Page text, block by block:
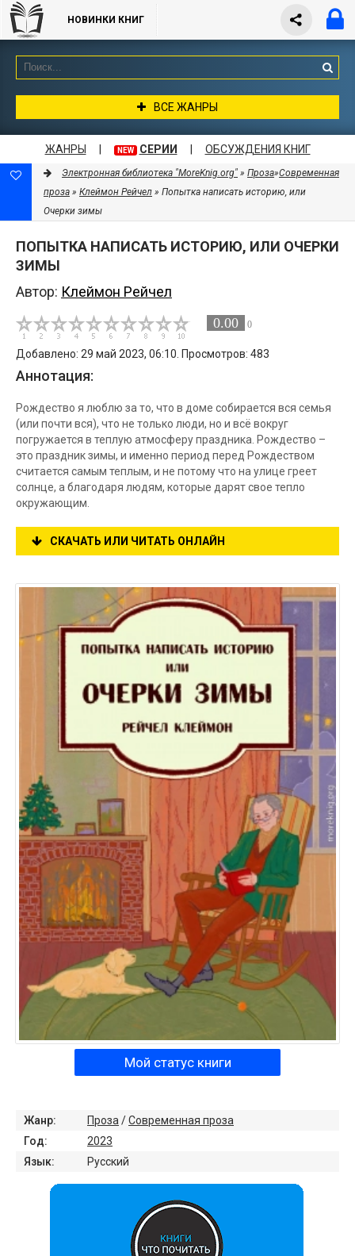
НОВИНКИ КНИГ
ВСЕ ЖАНРЫ
ЖАНРЫ NEW СЕРИИ ОБСУЖДЕНИЯ КНИГ
Электронная библиотека "MoreKnig.org" » Проза»Современная
проза » Клеймон Рейчел » Попытка написать историю, или
Очерки зимы
ПОПЫТКА НАПИСАТЬ ИСТОРИЮ, ИЛИ ОЧЕРКИ
ЗИМЫ
Автор: Клеймон Рейчел
0.00 0
Добавлено: 29 май 2023, 06:10. Просмотров: 483
Аннотация:
Рождество я люблю за то, что в доме собирается вся семья
(или почти вся), что не только люди, но и всё вокруг
погружается в теплую атмосферу праздника. Рождество –
это праздник зимы, и именно период перед Рождеством
считается самым теплым, и не потому что на улице греет
солнце, а благодаря людям, которые дарят свое тепло
окружающим.
СКАЧАТЬ ИЛИ ЧИТАТЬ ОНЛАЙН
Мой статус книги
Жанр: Проза /Современная проза
Год:
2023
Язык:
Русский